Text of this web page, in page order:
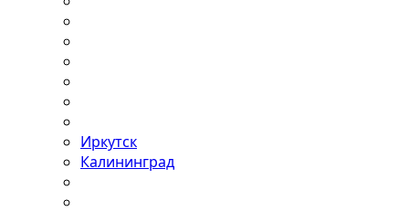
Иркутск
Калининград